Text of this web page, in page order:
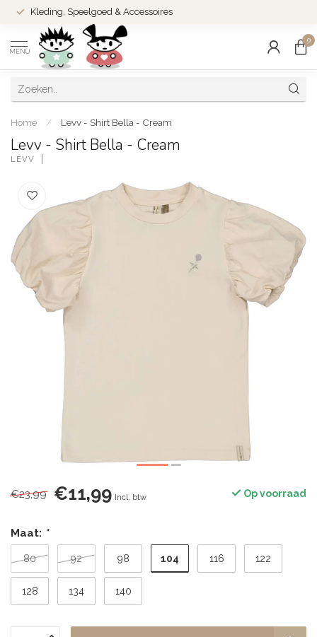
Kleding, Speelgoed & Accessoires
MENU
0
Home / Levv - Shirt Bella - Cream
Levv - Shirt Bella - Cream
LEVV
€23,99 €11,99 Incl. btw Op voorraad
Maat: *
80 92 98 104 116 122
128 134 140